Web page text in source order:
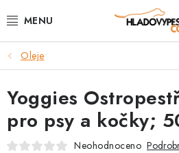
na
POTŘEBY PRO PSY
TAMI PŘEPRAVNÍ BOXY
SPORT SE PSEM
Oleje
Yoggies
pro psy a kočky;
Neohodnoceno